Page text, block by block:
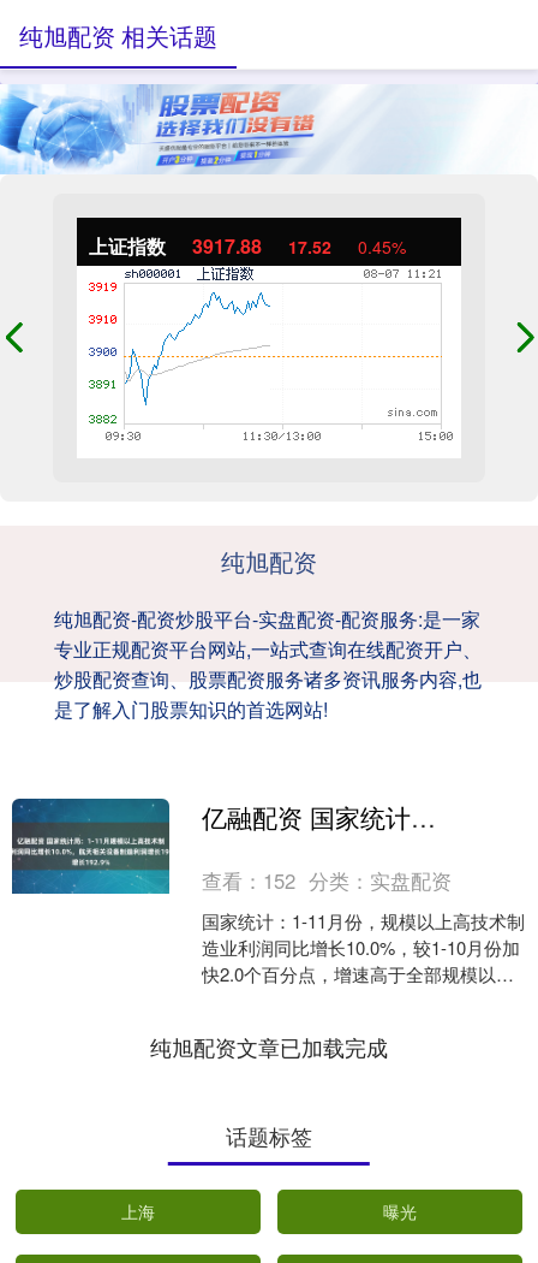
上证指数 3917.88 17.52 0.45%
纯旭配资
纯旭配资-配资炒股平台-实盘配资-配资服务:是一家
专业正规配资平台网站,一站式查询在线配资开户、
炒股配资查询、股票配资服务诸多资讯服务内容,也
是了解入门股票知识的首选网站!
纯旭配资 相关话题
亿融配资 国家统计局：1-11月规模以上高技术制造业利润同比增长10.0%，航天相关设备制造利润增长192.9%
查看： 152 分类： 实盘配资
国家统计：1-11月份，规模以上高技术制
造业利润同比增长10.0%，较1-10月份加
快2.0个百分点，增速高于全部规模以上
纯旭配资文章已加载完成
话题标签
上海 曝光